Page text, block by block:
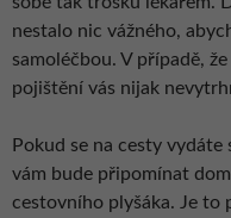
nestalo nic vážného,
samoléčbou. V případě,
pojištění vás nijak
Pokud se na cesty vydáte
vám bude připomínat
cestovního plyšáka. Je to